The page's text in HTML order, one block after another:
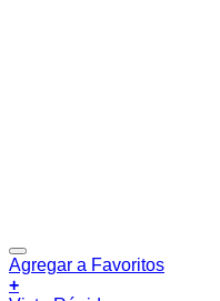
Agregar a Favoritos
+